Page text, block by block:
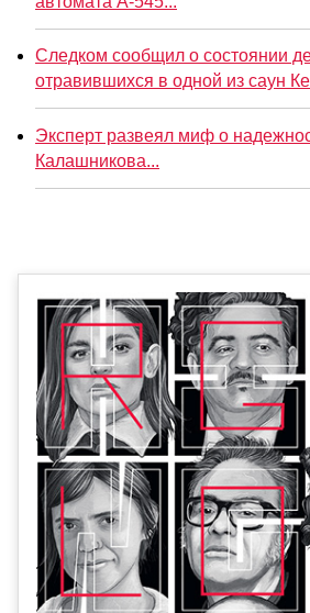
Следком сообщил о состоянии
отравившихся в одной из саун
Эксперт развеял миф о
Калашникова...